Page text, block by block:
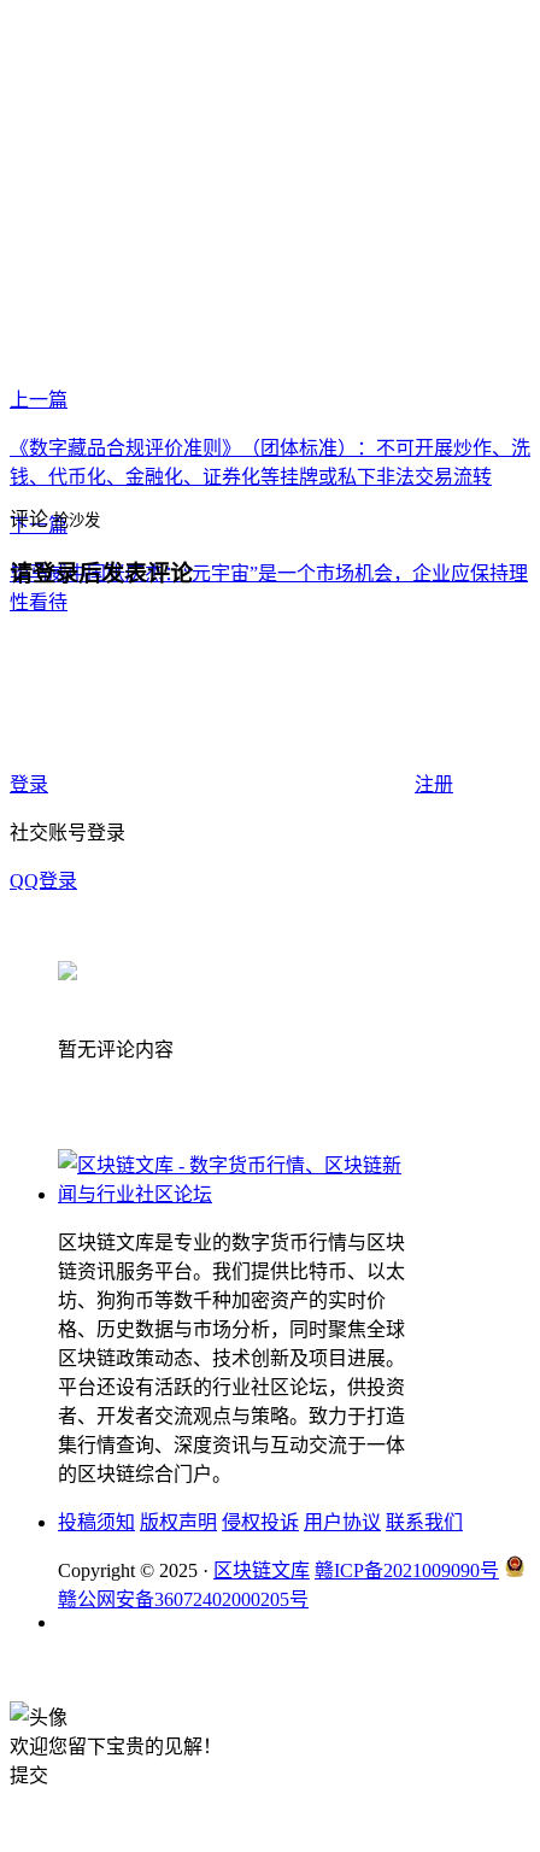
上一篇
《数字藏品合规评价准则》（团体标准）：不可开展炒作、洗
钱、代币化、金融化、证券化等挂牌或私下非法交易流转
下一篇
毕马威中国张庆杰：“元宇宙”是一个市场机会，企业应保持理
性看待
评论抢沙发
请登录后发表评论
登录 注册
社交账号登录
QQ登录
暂无评论内容
区块链文库是专业的数字货币行情与区块
链资讯服务平台。我们提供比特币、以太
坊、狗狗币等数千种加密资产的实时价
格、历史数据与市场分析，同时聚焦全球
区块链政策动态、技术创新及项目进展。
平台还设有活跃的行业社区论坛，供投资
者、开发者交流观点与策略。致力于打造
集行情查询、深度资讯与互动交流于一体
的区块链综合门户。
投稿须知 版权声明 侵权投诉 用户协议 联系我们
Copyright © 2025 · 区块链文库 赣ICP备2021009090号
赣公网安备36072402000205号
欢迎您留下宝贵的见解！
提交